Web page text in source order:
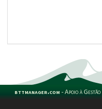
bttmanager.com -Apoio à